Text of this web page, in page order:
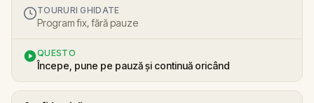
TOURURI GHIDATE
Program fix, fără pauze
QUESTO
Începe, pune pe pauză și continuă oricând